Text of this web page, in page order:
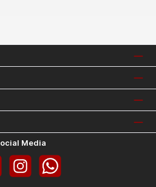
Media
InstagramWhatsApp